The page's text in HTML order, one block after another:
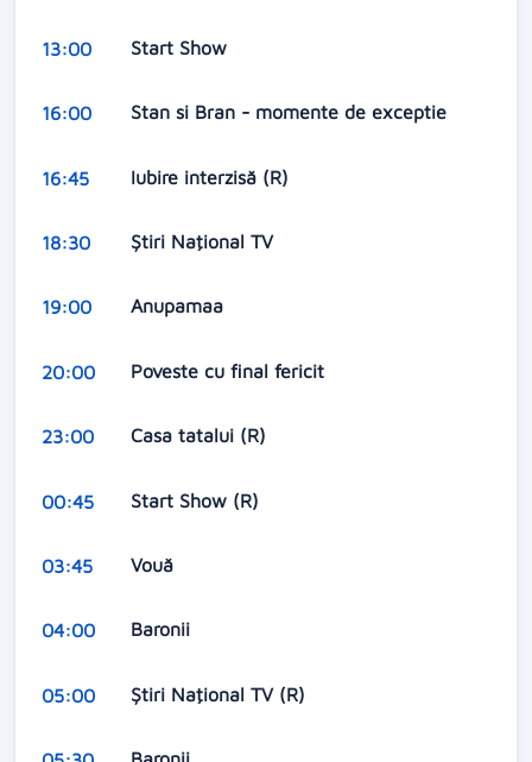
13:00 Start Show
16:00 Stan si Bran - momente de exceptie
16:45 Iubire interzisă (R)
18:30 Ştiri Naţional TV
19:00 Anupamaa
20:00 Poveste cu final fericit
23:00 Casa tatalui (R)
00:45 Start Show (R)
03:45 Vouă
04:00 Baronii
05:00 Ştiri Naţional TV (R)